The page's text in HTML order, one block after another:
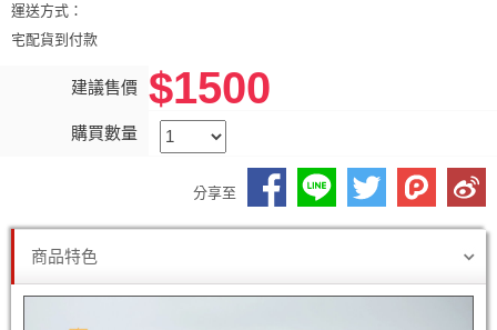
運送方式：
宅配貨到付款
建議售價 $1500
購買數量
分享至
商品特色